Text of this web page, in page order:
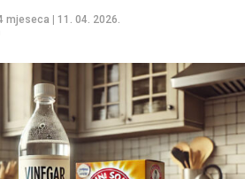
mjeseca
11. 04. 2026.